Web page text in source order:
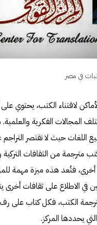
في مصر
لاقتناء الكتب، يحتوي على
المجالات الفكرية
اللغات حيث لا تقتصر التراجم
من الثقافات التركية
فتُعد هذه ميزة مهمة
في الاطلاع على ثقافات أخرى
الكتب، فكل كتاب على رف
يحددها المركز.